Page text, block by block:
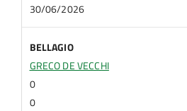
30/06/2026
BELLAGIO
GRECO DE VECCHI
0
0